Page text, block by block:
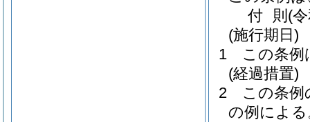
付 則 (
(施行期日)
1
この条例
(経過措置)
2
この条
の例による